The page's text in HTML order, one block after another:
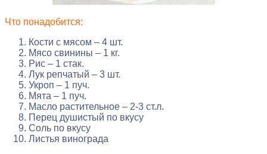
Что понадобится:
Кости с мясом – 4 шт.
Мясо свинины – 1 кг.
Рис – 1 стак.
Лук репчатый – 3 шт.
Укроп – 1 пуч.
Мята – 1 пуч.
Масло растительное – 2-3 ст.л.
Перец душистый по вкусу
Соль по вкусу
Листья винограда